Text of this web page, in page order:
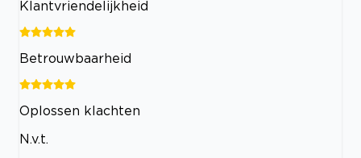
Klantvriendelijkheid
Betrouwbaarheid
Oplossen klachten
N.v.t.